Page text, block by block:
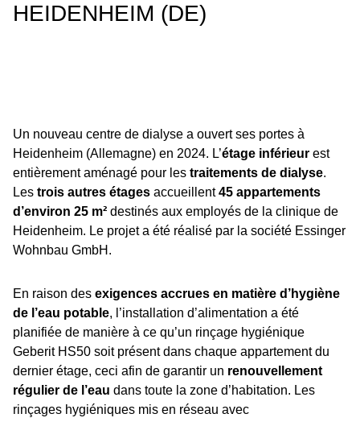
HEIDENHEIM (DE)
Un nouveau centre de dialyse a ouvert ses portes à
Heidenheim (Allemagne) en 2024. L’étage inférieur est
entièrement aménagé pour les traitements de dialyse.
Les trois autres étages accueillent45 appartements
d’environ 25 m² destinés aux employés de la clinique de
Heidenheim. Le projet a été réalisé par la société Essinger
Wohnbau GmbH.
En raison des exigences accrues en matière d’hygiène
de l’eau potable, l’installation d’alimentation a été
planifiée de manière à ce qu’un rinçage hygiénique
Geberit HS50 soit présent dans chaque appartement du
dernier étage, ceci afin de garantir un renouvellement
régulier de l’eau dans toute la zone d’habitation. Les
rinçages hygiéniques mis en réseau avec